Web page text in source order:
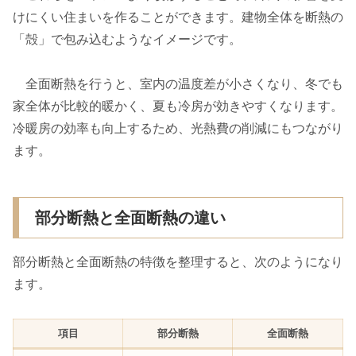
けにくい住まいを作ることができます。建物全体を断熱の
「殻」で包み込むようなイメージです。
全面断熱を行うと、室内の温度差が小さくなり、冬でも
家全体が比較的暖かく、夏も冷房が効きやすくなります。
冷暖房の効率も向上するため、光熱費の削減にもつながり
ます。
部分断熱と全面断熱の違い
部分断熱と全面断熱の特徴を整理すると、次のようになり
ます。
項目 部分断熱 全面断熱